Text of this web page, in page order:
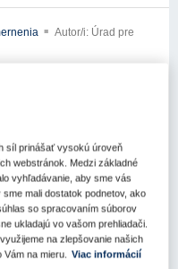
Autor/i: Úrad pre
xxx xx xxxxtili na Úrad
so žiadosťou o
Z.z. o verejnom
xxxxxxx x xxxxx
síl prinášať vysokú úroveň
webstránok. Medzi základné
vyhľadávanie, aby sme vás
mali dostatok podnetov, ako
so spracovaním súborov
ukladajú vo vašom prehliadači.
na zlepšovanie našich
Vám na mieru. Viac informácií